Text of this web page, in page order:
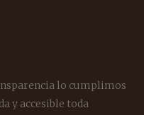
lo cumplimos
y accesible toda